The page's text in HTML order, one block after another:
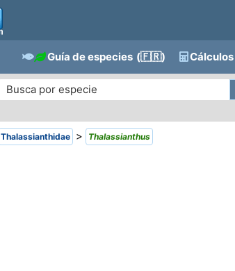
Guía de especies (🇫🇷) Cálculos
Thalassianthidae > Thalassianthus